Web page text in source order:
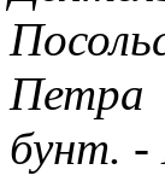
Петра
бунт. -